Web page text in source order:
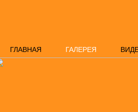
ГЛАВНАЯ ГАЛЕРЕЯ